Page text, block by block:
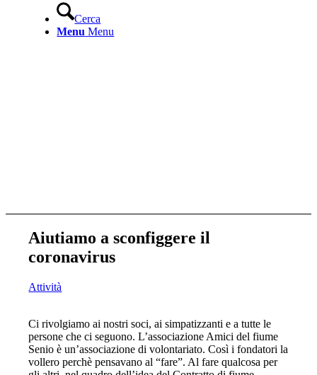
Cerca
Menu Menu
Aiutiamo a sconfiggere il
coronavirus
Attività
Ci rivolgiamo ai nostri soci, ai simpatizzanti e a tutte le
persone che ci seguono. L’associazione Amici del fiume
Senio è un’associazione di volontariato. Così i fondatori la
vollero perchè pensavano al “fare”. Al fare qualcosa per